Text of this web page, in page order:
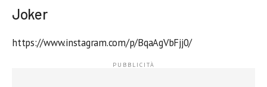
Joker
https://www.instagram.com/p/BqaAgVbFjj0/